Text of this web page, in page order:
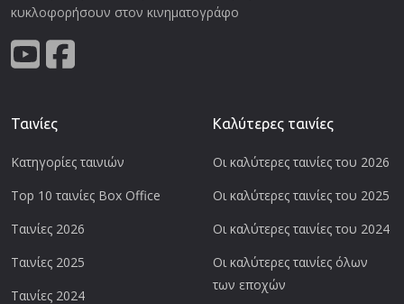
κυκλοφορήσουν στον κινηματογράφο
Ταινίες
Κατηγορίες ταινιών
Top 10 ταινίες Box Office
Ταινίες 2026
Ταινίες 2025
Ταινίες 2024
Καλύτερες ταινίες
Οι καλύτερες ταινίες του 2026
Οι καλύτερες ταινίες του 2025
Οι καλύτερες ταινίες του 2024
Οι καλύτερες ταινίες όλων
των εποχών